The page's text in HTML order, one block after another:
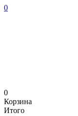
0
0
Корзина
Итого